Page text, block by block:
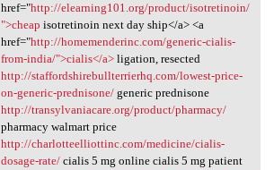
href="http://elearning101.org/product/isotretinoin/
">cheap isotretinoin next day ship</a> <a
href="http://homemenderinc.com/generic-cialis-
from-india/">cialis</a>ligation, resected
http://staffordshirebullterrierhq.com/lowest-price-
on-generic-prednisone/generic prednisone
http://transylvaniacare.org/product/pharmacy/
pharmacy walmart price
http://charlotteelliottinc.com/medicine/cialis-
dosage-rate/cialis 5 mg online cialis 5 mg patient